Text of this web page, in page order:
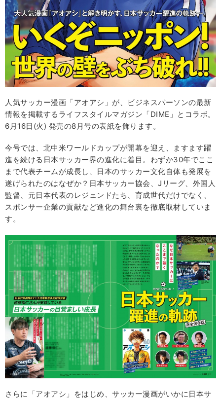
人気サッカー漫画「アオアシ」が、ビジネスパーソンの最新
情報を掲載するライフスタイルマガジン「DIME」とコラボ。
6月16日(火) 発売の8月号の表紙を飾ります。
今号では、北中米ワールドカップが開幕を迎え、ますます躍
進を続ける日本サッカー界の進化に着目。わずか30年でここ
まで代表チームが成長し、日本のサッカー文化自体も発展を
遂げられたのはなぜか？日本サッカー協会、Jリーグ、外国人
監督、元日本代表のレジェンドたち、育成世代だけでなく、
スポンサー企業の貢献など進化の舞台裏を徹底取材していま
す。
さらに「アオアシ」をはじめ、サッカー漫画がいかに日本サ